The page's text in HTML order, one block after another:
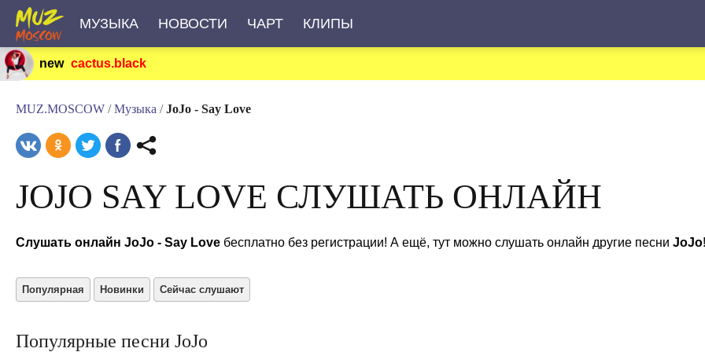
МУЗЫКА НОВОСТИ ЧАРТ КЛИПЫ
new cactus.black
MUZ.MOSCOW / Музыка / JoJo - Say Love
JOJO SAY LOVE СЛУШАТЬ ОНЛАЙН
Слушать онлайн JoJo - Say Love бесплатно без регистрации! А ещё, тут можно слушать онлайн другие песни JoJo!
Популярная Новинки Сейчас слушают
Популярные песни JoJo